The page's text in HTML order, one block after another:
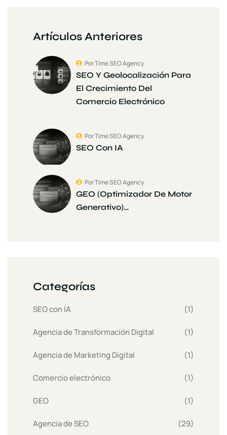
Artículos Anteriores
SEO Y Geolocalización Para
El Crecimiento Del
Comercio Electrónico
Por Time SEO Agency
SEO Con IA
Por Time SEO Agency
GEO (Optimizador De Motor
Generativo)…
Por Time SEO Agency
Categorías
SEO con IA (1)
Agencia de Transformación Digital (1)
Agencia de Marketing Digital (1)
Comercio electrónico (1)
GEO (1)
Agencia de SEO (29)